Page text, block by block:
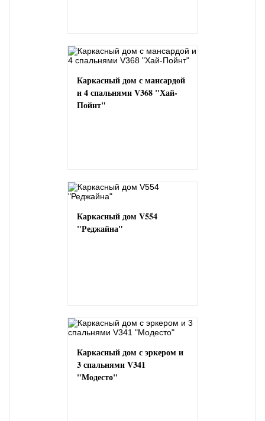
Каркасный дом с мансардой
и 4 спальнями V368 "Хай-
Пойнт"
Каркасный дом V554
"Реджайна"
Каркасный дом с эркером и
3 спальнями V341
"Модесто"